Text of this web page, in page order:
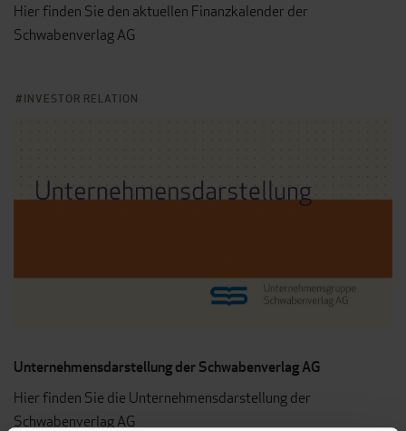
Hier finden Sie den aktuellen Finanzkalender der
Schwabenverlag AG
INVESTOR RELATION
Unternehmensdarstellung der Schwabenverlag AG
Hier finden Sie die Unternehmensdarstellung der
Schwabenverlag AG